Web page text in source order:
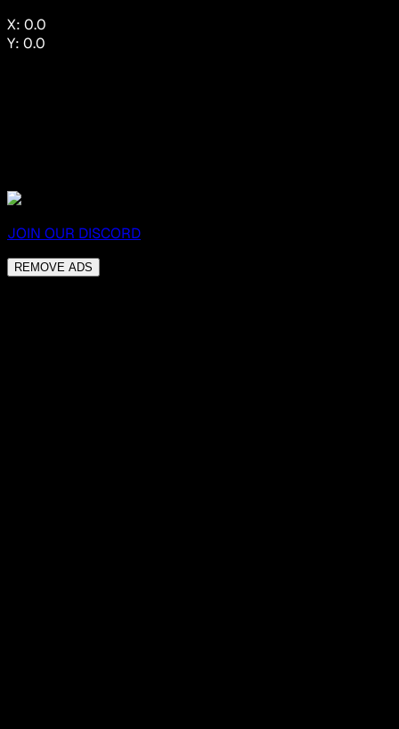
X: 0.0
Y: 0.0
JOIN OUR DISCORD
REMOVE ADS